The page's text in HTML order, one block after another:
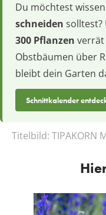
Du möchtest
schneiden solltest?
300 Pflanzen verrät
Obstbäumen über
bleibt dein Garten
Schnittkalender
Titelbild: TIPAKORN